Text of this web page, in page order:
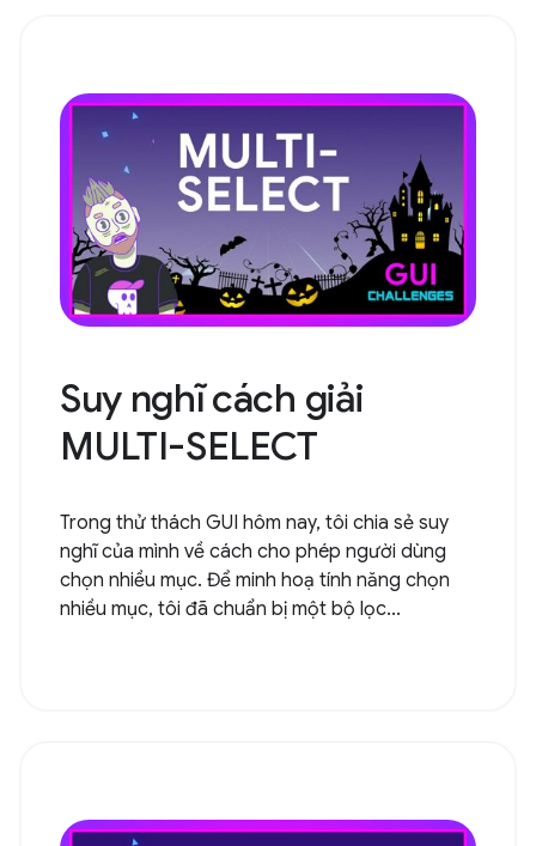
Suy nghĩ cách giải
MULTI-SELECT
Trong thử thách GUI hôm nay, tôi chia sẻ suy
nghĩ của mình về cách cho phép người dùng
chọn nhiều mục. Để minh hoạ tính năng chọn
nhiều mục, tôi đã chuẩn bị một bộ lọc...